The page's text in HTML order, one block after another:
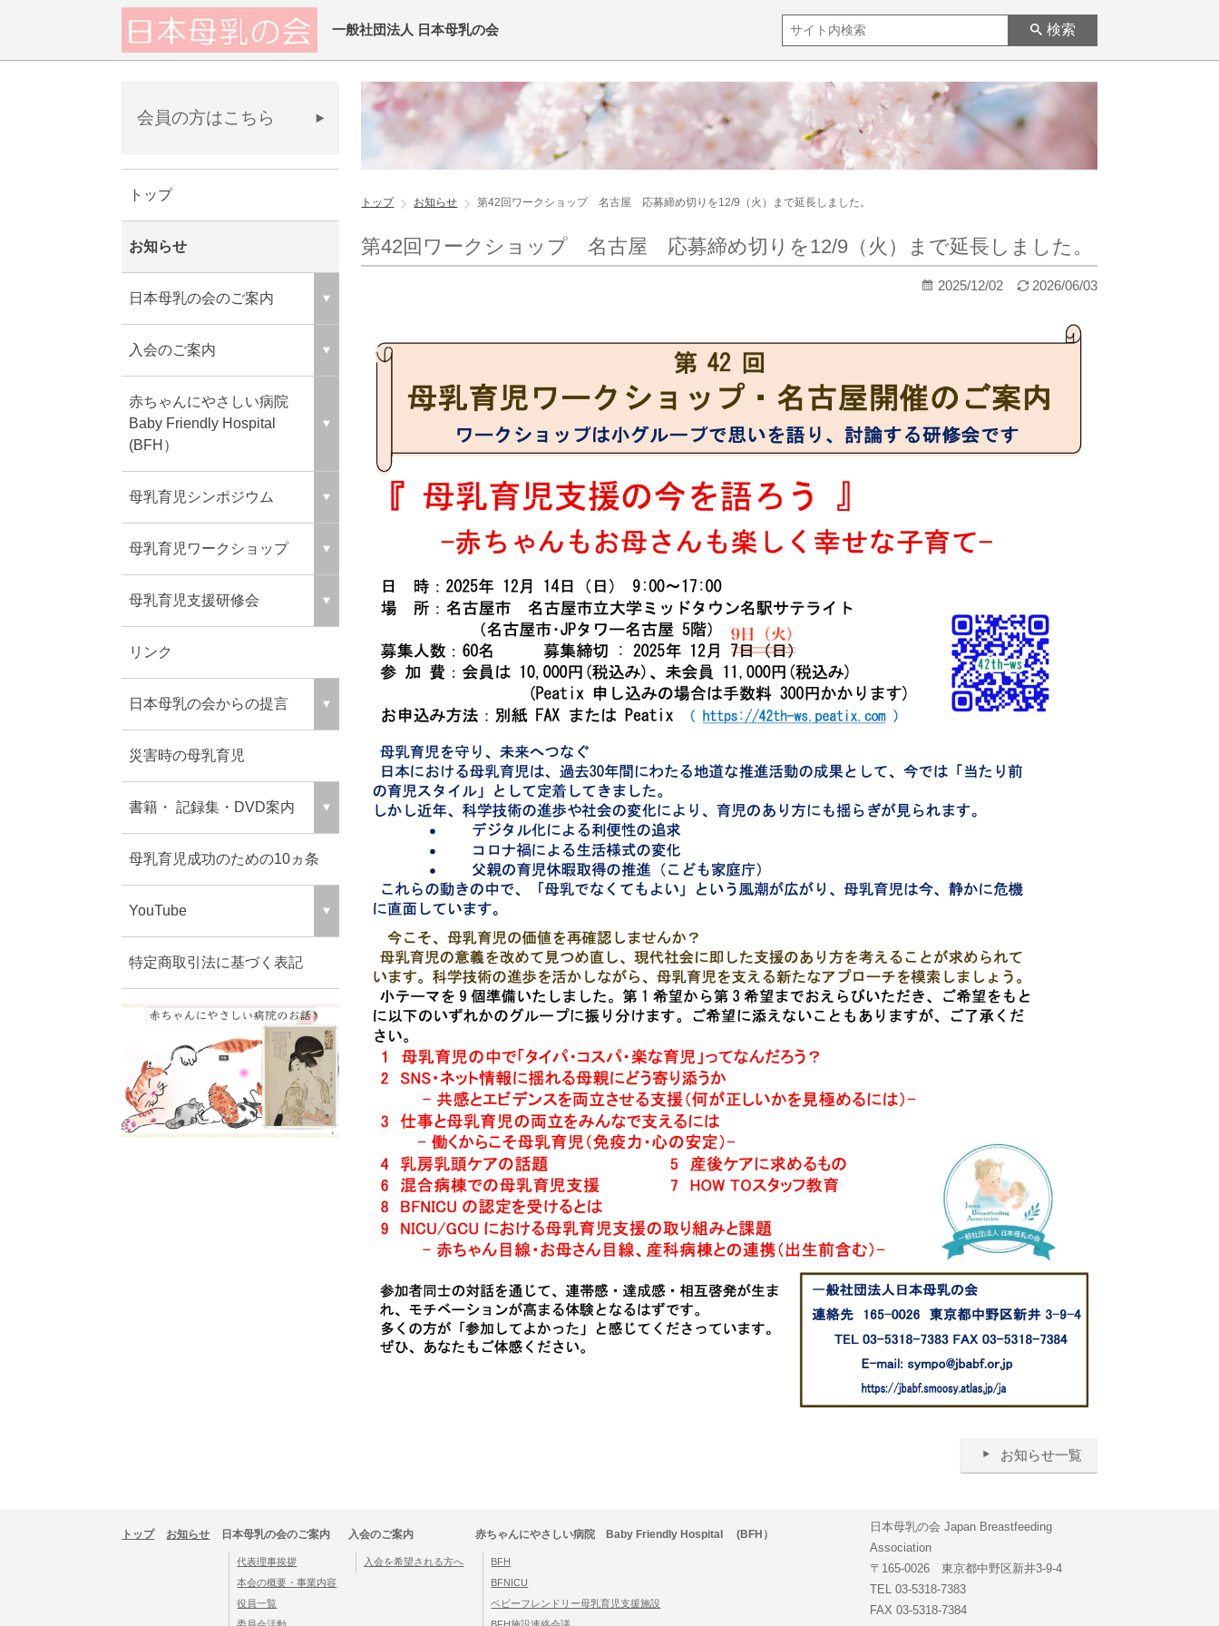
一般社団法人 日本母乳の会 検索
会員の方はこちら
トップ
お知らせ
日本母乳の会のご案内
入会のご案内
赤ちゃんにやさしい病院
Baby Friendly Hospital
(BFH）
母乳育児シンポジウム
母乳育児ワークショップ
母乳育児支援研修会
リンク
日本母乳の会からの提言
災害時の母乳育児
書籍・ 記録集・DVD案内
母乳育児成功のための10ヵ条
YouTube
特定商取引法に基づく表記
トップ お知らせ 第42回ワークショップ 名古屋 応募締め切りを12/9（火）まで延長しました。
第42回ワークショップ 名古屋 応募締め切りを12/9（火）まで延長しました。
2025/12/02 2026/06/03
お知らせ一覧
トップ お知らせ 日本母乳の会のご案内
代表理事挨拶
本会の概要・事業内容
役員一覧
入会のご案内
入会を希望される方へ
赤ちゃんにやさしい病院 Baby Friendly Hospital (BFH）
BFH
BFNICU
ベビーフレンドリー母乳育児支援施設
日本母乳の会 Japan Breastfeeding
Association
〒165-0026 東京都中野区新井3-9-4
TEL 03-5318-7383
FAX 03-5318-7384